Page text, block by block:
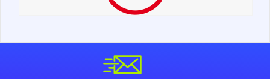
Ножи, режущие кромки